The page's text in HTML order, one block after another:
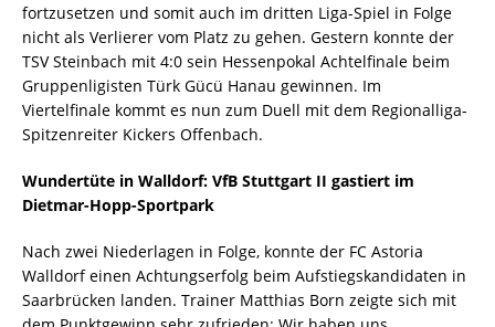
fortzusetzen und somit auch im dritten Liga-Spiel in Folge
nicht als Verlierer vom Platz zu gehen. Gestern konnte der
TSV Steinbach mit 4:0 sein Hessenpokal Achtelfinale beim
Gruppenligisten Türk Gücü Hanau gewinnen. Im
Viertelfinale kommt es nun zum Duell mit dem Regionalliga-
Spitzenreiter Kickers Offenbach.
Wundertüte in Walldorf: VfB Stuttgart II gastiert im
Dietmar-Hopp-Sportpark
Nach zwei Niederlagen in Folge, konnte der FC Astoria
Walldorf einen Achtungserfolg beim Aufstiegskandidaten in
Saarbrücken landen. Trainer Matthias Born zeigte sich mit